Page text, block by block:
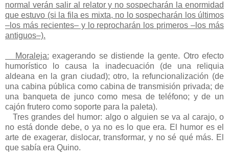
normal verán salir al relator y no sospecharán la enormidad
que estuvo (si la fila es mixta, no lo sospecharán los últimos
–los más recientes– y lo reprocharán los primeros –los más
antiguos–).
Moraleja: exagerando se distiende la gente. Otro efecto
humorístico lo causa la inadecuación (de una reliquia
aldeana en la gran ciudad); otro, la refuncionalización (de
una cabina pública como cabina de transmisión privada; de
una banqueta de junco como mesa de teléfono; y de un
cajón frutero como soporte para la paleta).
Tres grandes del humor: algo o alguien se va al carajo, o
no está donde debe, o ya no es lo que era. El humor es el
arte de exagerar, dislocar, transformar, y no sé qué más. El
que sabía era Quino.